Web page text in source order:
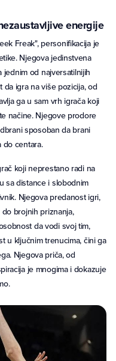
energije
Freak", personifikacija je
Njegova jedinstvena
jednim od najversatilnijih
da igra na više pozicija, od
ga u sam vrh igrača koji
načine. Njegove prodore
sposoban da brani
do centara.
koji neprestano radi na
sa distance i slobodnim
Njegova predanost igri,
brojnih priznanja,
da vodi svoj tim,
u ključnim trenucima, čini ga
Njegova priča, od
je mnogima i dokazuje